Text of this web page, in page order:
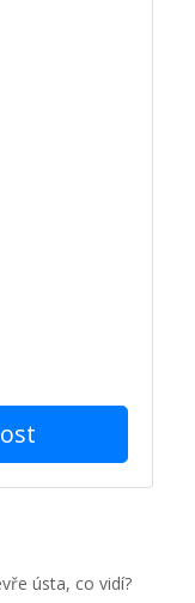
ústa, co vidí?